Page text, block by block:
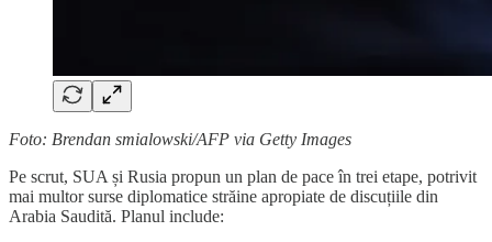
Foto: Brendan smialowski/AFP via Getty Images
Pe scrut, SUA și Rusia propun un plan de pace în trei etape, potrivit
mai multor surse diplomatice străine apropiate de discuțiile din
Arabia Saudită. Planul include: